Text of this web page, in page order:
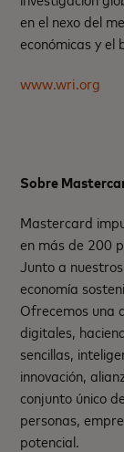
en el nexo del
económicas y el
www.wri.org
Sobre
Mastercard
en más de 200
Junto a
economía
Ofrecemos una
digitales,
sencillas,
innovación,
conjunto único
personas,
potencial.